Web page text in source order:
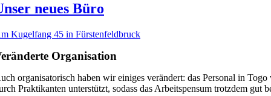
neues Büro
Kugelfang 45 in Fürstenfeldbruck
Organisation
organisatorisch haben wir einiges verändert: das Personal in
Praktikanten unterstützt, sodass das Arbeitspensum trotzdem